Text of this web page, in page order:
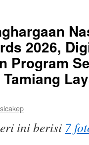
2026,
Program
sicakep
ini berisi 7